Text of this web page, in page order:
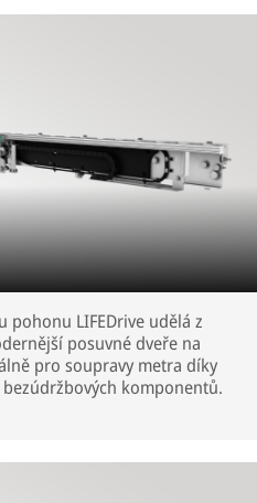
LIFEDrive udělá z
posuvné dveře na
pro soupravy metra díky
komponentů.